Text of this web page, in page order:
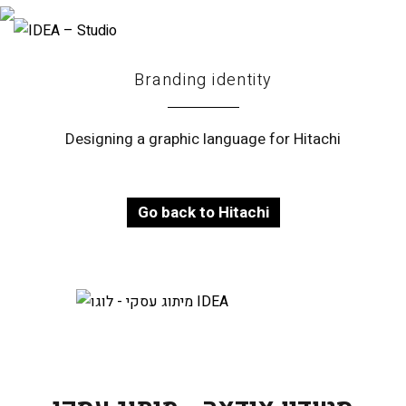
Branding identity
Designing a graphic language for Hitachi
Go back to Hitachi